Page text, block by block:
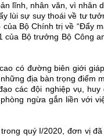
lĩnh, nhân văn, vì nhân
lùi sự suy thoái về tư
của Bộ Chính trị về “Đẩy
của Bộ trưởng Bộ Công
có đường biên giới
địa bàn trọng điểm
các đội nghiệp vụ,
ngừa gắn liền với
quý I/2020, đơn vị